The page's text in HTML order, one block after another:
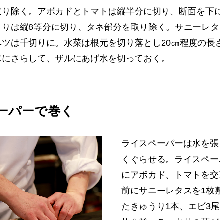
除く。アボカドとトマトは縦半分に切り、断面を下
は縦8等分に切り、タネ部分を取り除く。サニーレ
は千切りに。水菜は根元を切り落とし20㎝程度の長
さらして、ザルにあげ水を切っておく。
パーで巻く
ライスペーパーは水を
くぐらせる。ライスペ
にアボカド、トマトを
前にサニーレタスを1枚
たきゅうり1本、エビ3